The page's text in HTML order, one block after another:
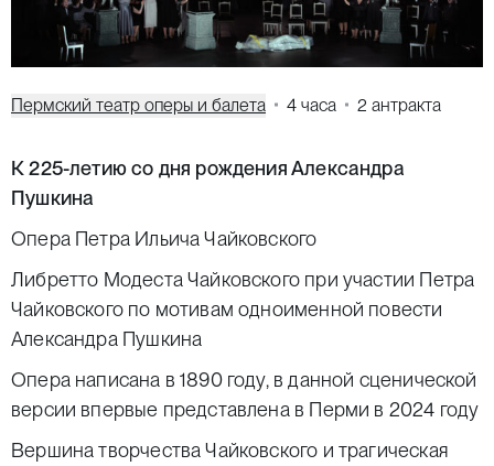
Пермский театр оперы и балета 4 часа 2 антракта
К 225-летию со дня рождения Александра
Пушкина
Опера Петра Ильича Чайковского
Либретто Модеста Чайковского при участии Петра
Чайковского по мотивам одноименной повести
Александра Пушкина
Опера написана в 1890 году, в данной сценической
версии впервые представлена в Перми в 2024 году
Вершина творчества Чайковского и трагическая